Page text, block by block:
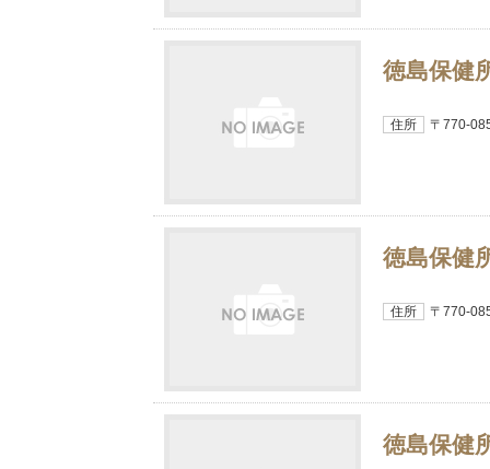
徳島保健
住所 〒770-
徳島保健
住所 〒770-
徳島保健